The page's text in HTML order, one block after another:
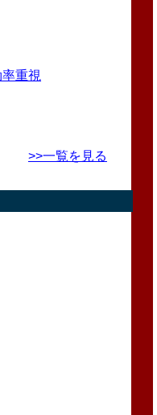
率重視
>>一覧を見る